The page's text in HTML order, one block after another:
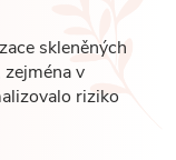
skleněných
v
riziko